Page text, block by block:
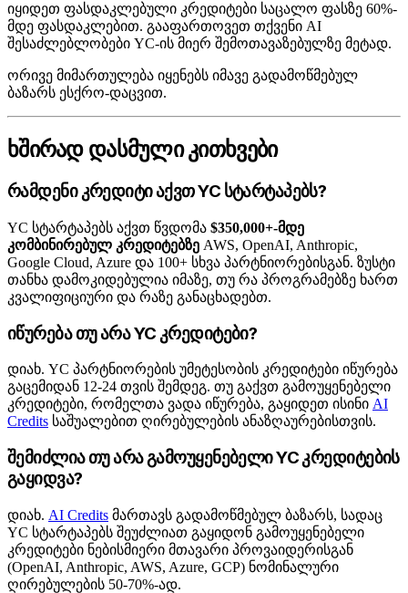
იყიდეთ ფასდაკლებული კრედიტები საცალო ფასზე 60%-
მდე ფასდაკლებით. გააფართოვეთ თქვენი AI
შესაძლებლობები YC-ის მიერ შემოთავაზებულზე მეტად.
ორივე მიმართულება იყენებს იმავე გადამოწმებულ
ბაზარს ესქრო-დაცვით.
ხშირად დასმული კითხვები
რამდენი კრედიტი აქვთ YC სტარტაპებს?
YC სტარტაპებს აქვთ წვდომა $350,000+-მდე
კომბინირებულ კრედიტებზე AWS, OpenAI, Anthropic,
Google Cloud, Azure და 100+ სხვა პარტნიორებისგან. ზუსტი
თანხა დამოკიდებულია იმაზე, თუ რა პროგრამებზე ხართ
კვალიფიციური და რაზე განაცხადებთ.
იწურება თუ არა YC კრედიტები?
დიახ. YC პარტნიორების უმეტესობის კრედიტები იწურება
გაცემიდან 12-24 თვის შემდეგ. თუ გაქვთ გამოუყენებელი
კრედიტები, რომელთა ვადა იწურება, გაყიდეთ ისინი AI
Credits საშუალებით ღირებულების ანაზღაურებისთვის.
შემიძლია თუ არა გამოუყენებელი YC კრედიტების
გაყიდვა?
დიახ. AI Credits მართავს გადამოწმებულ ბაზარს, სადაც
YC სტარტაპებს შეუძლიათ გაყიდონ გამოუყენებელი
კრედიტები ნებისმიერი მთავარი პროვაიდერისგან
(OpenAI, Anthropic, AWS, Azure, GCP) ნომინალური
ღირებულების 50-70%-ად.